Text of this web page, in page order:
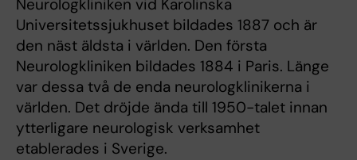
Neurologkliniken vid Karolinska
Universitetssjukhuset bildades 1887 och är
den näst äldsta i världen. Den första
Neurologkliniken bildades 1884 i Paris. Länge
var dessa två de enda neurologklinikerna i
världen. Det dröjde ända till 1950-talet innan
ytterligare neurologisk verksamhet
etablerades i Sverige.